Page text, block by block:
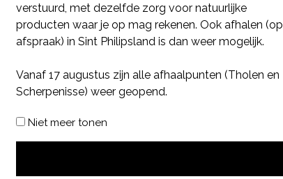
verstuurd, met dezelfde zorg voor natuurlijke
producten waar je op mag rekenen. Ook afhalen (op
afspraak) in Sint Philipsland is dan weer mogelijk.
Vanaf 17 augustus zijn alle afhaalpunten (Tholen en
Scherpenisse) weer geopend.
Niet meer tonen